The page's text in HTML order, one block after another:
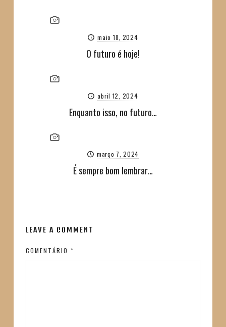
maio 18, 2024
O futuro é hoje!
abril 12, 2024
Enquanto isso, no futuro…
março 7, 2024
É sempre bom lembrar…
LEAVE A COMMENT
COMENTÁRIO *